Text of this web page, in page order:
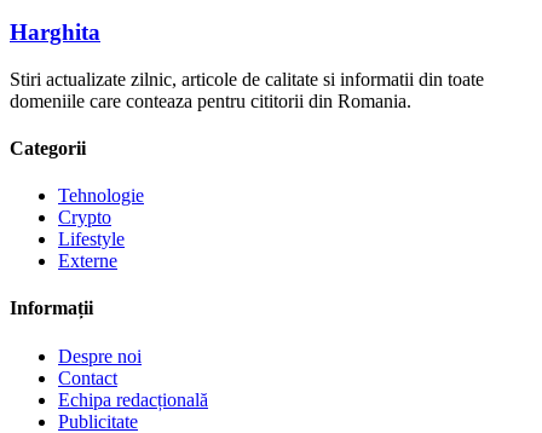
Harghita
Stiri actualizate zilnic, articole de calitate si informatii din toate
domeniile care conteaza pentru cititorii din Romania.
Categorii
Tehnologie
Crypto
Lifestyle
Externe
Informații
Despre noi
Contact
Echipa redacțională
Publicitate